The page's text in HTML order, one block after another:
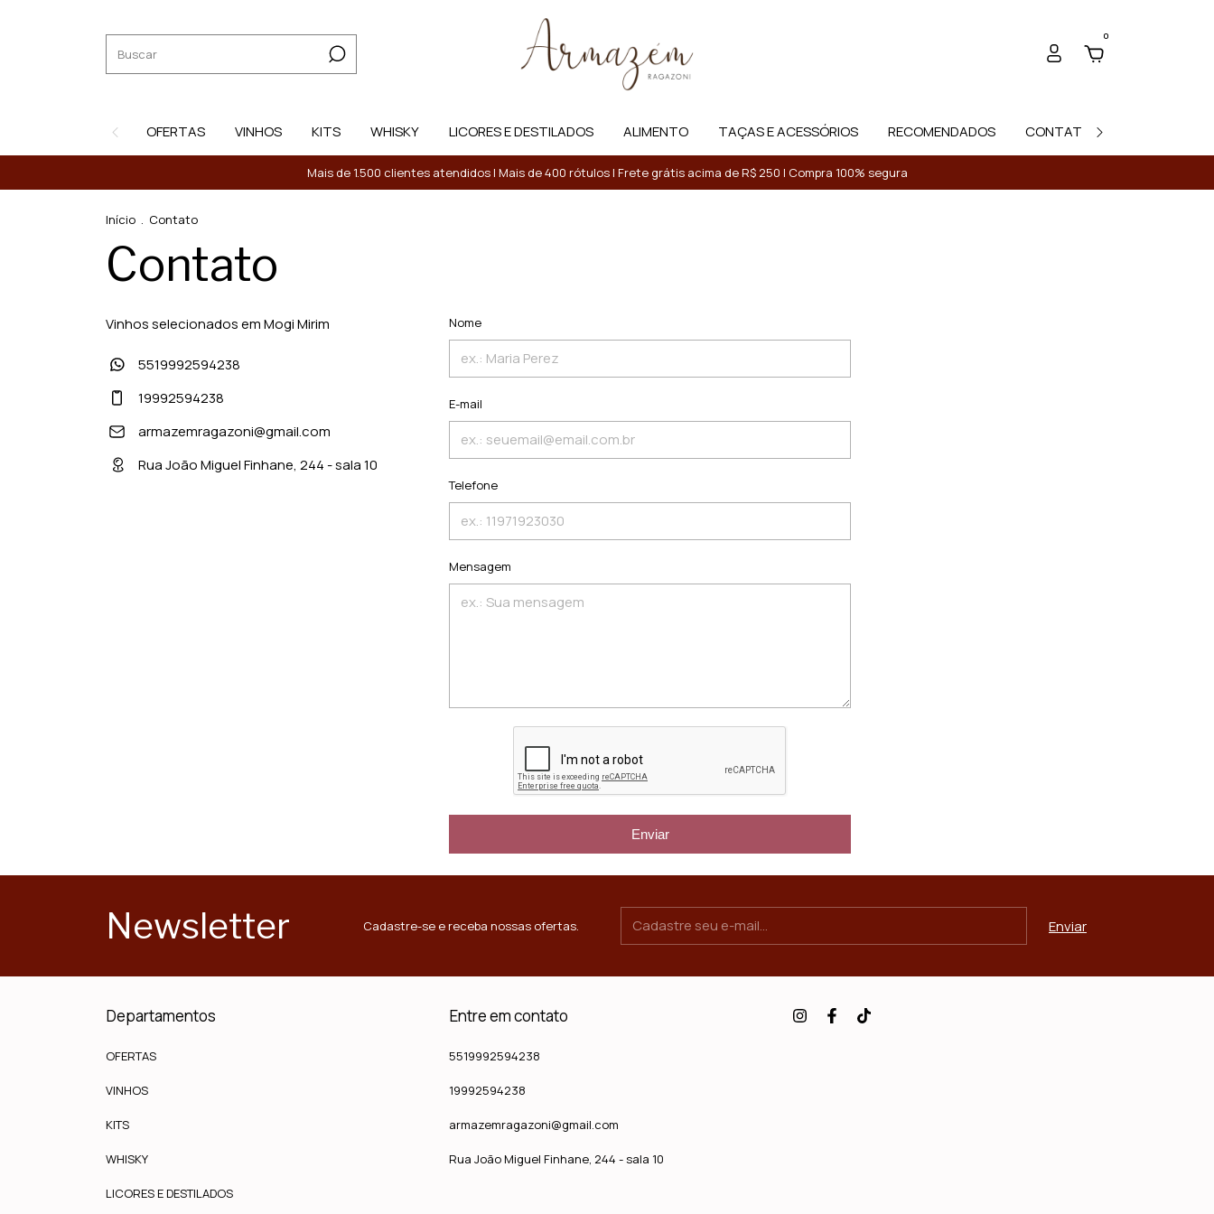
0
OFERTAS VINHOS KITS WHISKY LICORES E DESTILADOS ALIMENTO TAÇAS E ACESSÓRIOS RECOMENDADOS CONTATO
Mais de 1.500 clientes atendidos | Mais de 400 rótulos | Frete grátis acima de R$ 250 | Compra 100% segura
Início . Contato
Contato
Vinhos selecionados em Mogi Mirim
5519992594238
19992594238
armazemragazoni@gmail.com
Rua João Miguel Finhane, 244 - sala 10
Nome
E-mail
Telefone
Mensagem
Enviar
Newsletter Cadastre-se e receba nossas ofertas.
Departamentos
OFERTAS
VINHOS
KITS
WHISKY
LICORES E DESTILADOS
Entre em contato
5519992594238
19992594238
armazemragazoni@gmail.com
Rua João Miguel Finhane, 244 - sala 10